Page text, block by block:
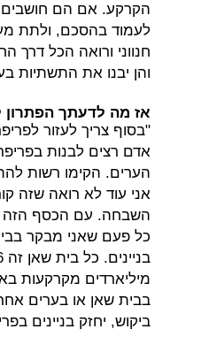
הקרקע. אם הם חושבים
לעמוד בהסכם, ולתת
חנווני ורואה הכל דרך
והן יבנו את התשתיות
אז מה לדעתך הפתרון
"בסוף צריך לעזור
אדם רצים לבנות
אני עוד לא רואה שזה
השבחה. עם הכסף הזה
כל פעם שאני מבקר
בבית שאן או בערים
ביקוש, יחזק בניינים